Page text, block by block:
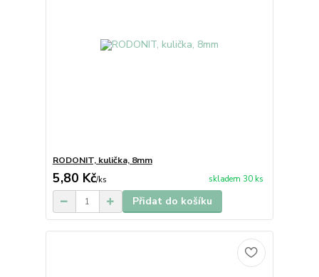
RODONIT, kulička, 8mm
5,80 Kč/ks skladem 30 ks
Přidat do košíku